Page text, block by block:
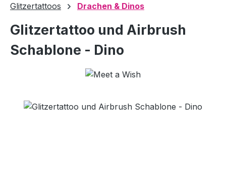
Glitzertattoos Drachen & Dinos
Glitzertattoo und Airbrush
Schablone - Dino
Bildergalerie überspringen